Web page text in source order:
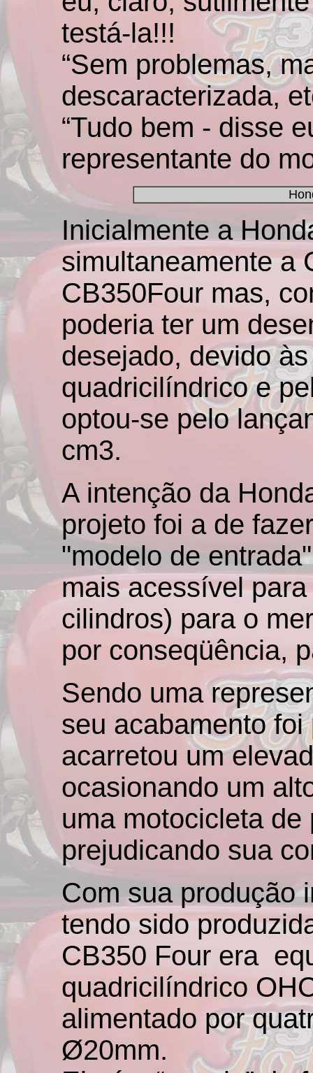
testá-la!!!
“Sem problemas,
descaracterizada,
“Tudo bem - disse
representante do
Inicialmente a
simultaneamente a
CB350Four mas,
poderia ter um
desejado, devido
quadricilíndrico e
optou-se pelo
cm3.
A intenção da
projeto foi a de
"modelo de
mais acessível
cilindros) para o
por conseqüência,
Sendo uma
seu acabamento
acarretou um
ocasionando um
uma motocicleta
prejudicando sua
Com sua produção
tendo sido
CB350 Four era
quadricilíndrico
alimentado por
Ø20mm.